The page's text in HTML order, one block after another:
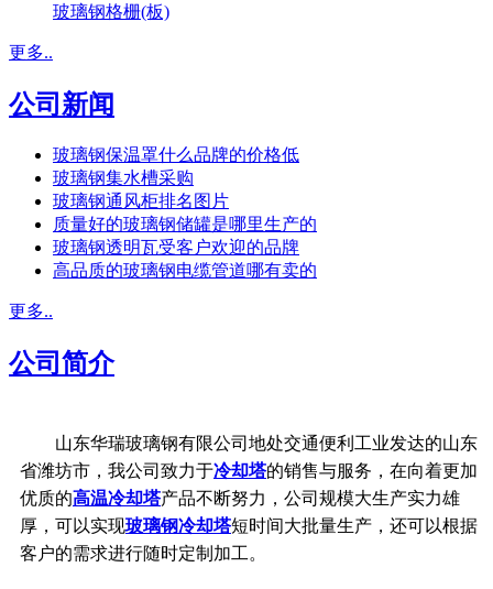
玻璃钢格栅(板)
更多..
公司新闻
玻璃钢保温罩什么品牌的价格低
玻璃钢集水槽采购
玻璃钢通风柜排名图片
质量好的玻璃钢储罐是哪里生产的
玻璃钢透明瓦受客户欢迎的品牌
高品质的玻璃钢电缆管道哪有卖的
更多..
公司简介
山东华瑞玻璃钢有限公司地处交通便利工业发达的山东
省潍坊市，我公司致力于冷却塔的销售与服务，在向着更加
优质的高温冷却塔产品不断努力，公司规模大生产实力雄
厚，可以实现玻璃钢冷却塔短时间大批量生产，还可以根据
客户的需求进行随时定制加工。